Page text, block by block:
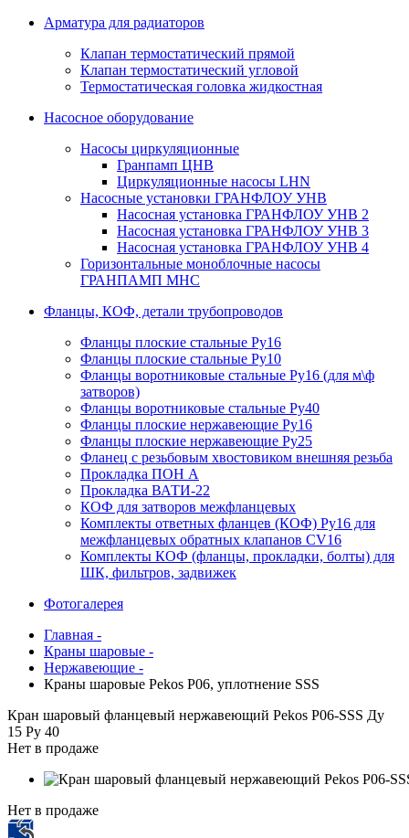
Арматура для радиаторов
Клапан термостатический прямой
Клапан термостатический угловой
Термостатическая головка жидкостная
Насосное оборудование
Насосы циркуляционные
Гранпамп ЦНВ
Циркуляционные насосы LHN
Насосные установки ГРАНФЛОУ УНВ
Насосная установка ГРАНФЛОУ УНВ 2
Насосная установка ГРАНФЛОУ УНВ 3
Насосная установка ГРАНФЛОУ УНВ 4
Горизонтальные моноблочные насосы
ГРАНПАМП МНС
Фланцы, КОФ, детали трубопроводов
Фланцы плоские стальные Ру16
Фланцы плоские стальные Ру10
Фланцы воротниковые стальные Ру16 (для м\ф
затворов)
Фланцы воротниковые стальные Ру40
Фланцы плоские нержавеющие Ру16
Фланцы плоские нержавеющие Ру25
Фланец с резьбовым хвостовиком внешняя резьба
Прокладка ПОН А
Прокладка ВАТИ-22
КОФ для затворов межфланцевых
Комплекты ответных фланцев (КОФ) Ру16 для
межфланцевых обратных клапанов CV16
Комплекты КОФ (фланцы, прокладки, болты) для
ШК, фильтров, задвижек
Фотогалерея
Главная -
Краны шаровые -
Нержавеющие -
Краны шаровые Pekos P06, уплотнение SSS
Кран шаровый фланцевый нержавеющий Pekos P06-SSS Ду
15 Ру 40
Нет в продаже
Нет в продаже